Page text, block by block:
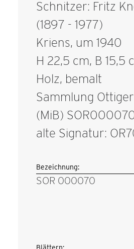
Schnitzer: Fritz
(1897 - 1977)
Kriens, um 1940
H 22,5 cm, B 15,5
Holz, bemalt
Sammlung
(MiB)
alte Signatur:
Bezeichnung:
SOR 000070